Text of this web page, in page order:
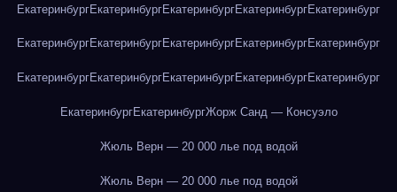
ЕкатеринбургЕкатеринбургЕкатеринбургЕкатеринбургЕкатеринбург
ЕкатеринбургЕкатеринбургЕкатеринбургЕкатеринбургЕкатеринбург
ЕкатеринбургЕкатеринбургЕкатеринбургЕкатеринбургЕкатеринбург
ЕкатеринбургЕкатеринбургЖорж Санд — Консуэло
Жюль Верн — 20 000 лье под водой
Жюль Верн — 20 000 лье под водой